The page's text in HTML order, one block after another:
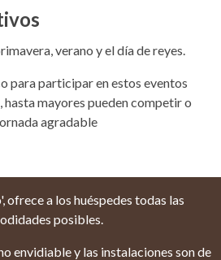
verano y el día de reyes.
para participar en estos eventos
mayores pueden competir o
agradable
ofrece a los huéspedes todas las
posibles.
envidiable y las instalaciones son de